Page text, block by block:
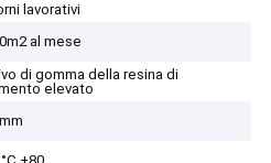
lavorativi
al mese
di gomma della resina di
elevato